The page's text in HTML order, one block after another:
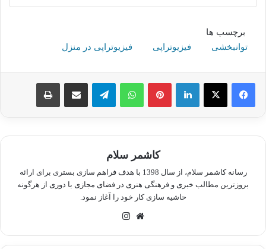
برچسب ها
توانبخشی
فیزیوتراپی فیزیوتراپی در منزل
لینکدین پینترستواتس آپ تلگرام اشتراک گذاری از طریق ایمیل چاپ
کاشمر سلام
رسانه کاشمر سلام، از سال 1398 با هدف فراهم سازی بستری برای ارائه
بروزترین مطالب خبری و فرهنگی هنری در فضای مجازی با دوری از هرگونه
حاشیه سازی کار خود را آغاز نمود.
وبسایت